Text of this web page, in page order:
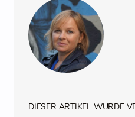
DIESER ARTIKEL WURDE